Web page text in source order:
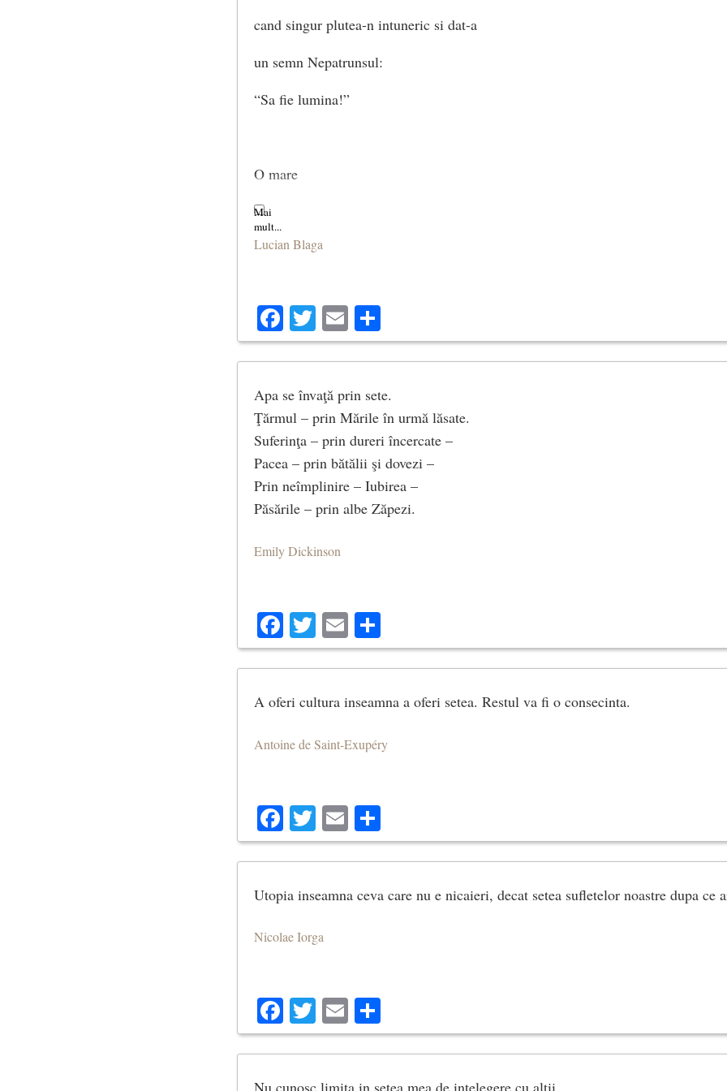
(Lumina)
cand singur plutea-n intuneric si dat-a
un semn Nepatrunsul:
“Sa fie lumina!”
O mare
si-un vifor nebun de lumina
facutu-s-a-n clipa:
o sete de lume si soare.
Dar unde-a pierit orbitoarea
lumina de-atunci – cine stie?
Lumina, ce-o simt navalindu-mi
in piept cand te vad – minunato,
din lumina creata in ziua dintai.
Lucian Blaga
Facebook
Twitter
Email
Apa se învaţă prin sete.
Ţărmul – prin Mările în urmă lăsate.
Suferinţa – prin dureri încercate –
Pacea – prin bătălii şi dovezi –
Prin neîmplinire – Iubirea –
Păsările – prin albe Zăpezi.
Emily Dickinson
Facebook
Twitter
Email
A oferi cultura inseamna a oferi setea. Restul va fi o consecinta.
Antoine de Saint-Exupéry
Facebook
Twitter
Email
Utopia inseamna ceva care nu e nicaieri, decat setea sufletelor noastre dupa ce
Nicolae Iorga
Facebook
Twitter
Email
Nu cunosc limita in setea mea de intelegere cu altii.